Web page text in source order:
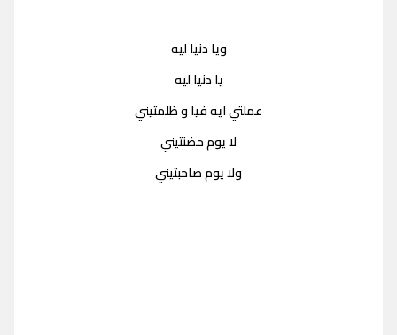
ويا دنيا ليه
يا دنيا ليه
عملتي ايه فيا و ظلمتيني
لا يوم حضنتيني
ولا يوم صاحبتيني